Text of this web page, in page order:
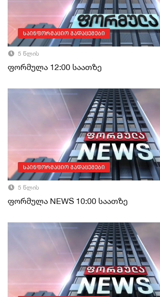
საინფორმაციო გადაცემები
5 წლის
ფორმულა 12:00 საათზე
საინფორმაციო გადაცემები
5 წლის
ფორმულა NEWS 10:00 საათზე